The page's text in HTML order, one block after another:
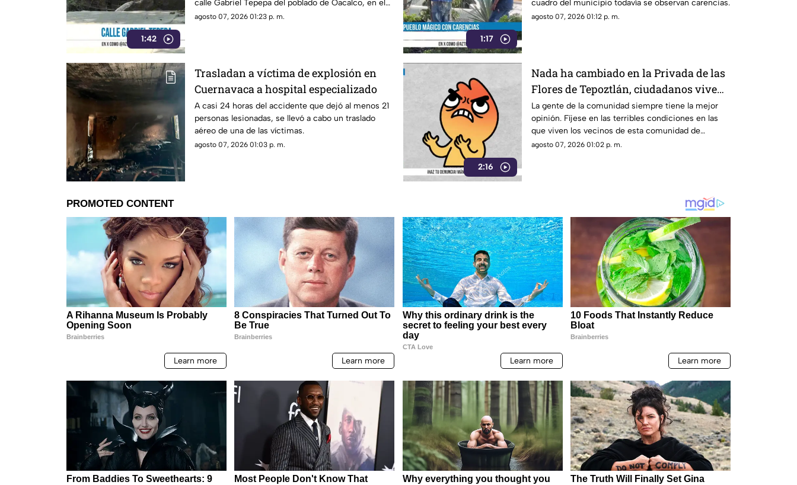
1:42
calle Gabriel Tepepa del poblado de Oacalco, en el
municipio de Yautepec.
agosto 07, 2026 01:23 p. m.
1:17
cuadro del municipio todavía se observan carencias.
agosto 07, 2026 01:12 p. m.
Trasladan a víctima de explosión en
Cuernavaca a hospital especializado
A casi 24 horas del accidente que dejó al menos 21
personas lesionadas, se llevó a cabo un traslado
aéreo de una de las víctimas.
agosto 07, 2026 01:03 p. m.
2:16
Nada ha cambiado en la Privada de las
Flores de Tepoztlán, ciudadanos viven
sin pavimento ni drenaje
La gente de la comunidad siempre tiene la mejor
opinión. Fíjese en las terribles condiciones en las
que viven los vecinos de esta comunidad de
Tepoztlán.
agosto 07, 2026 01:02 p. m.